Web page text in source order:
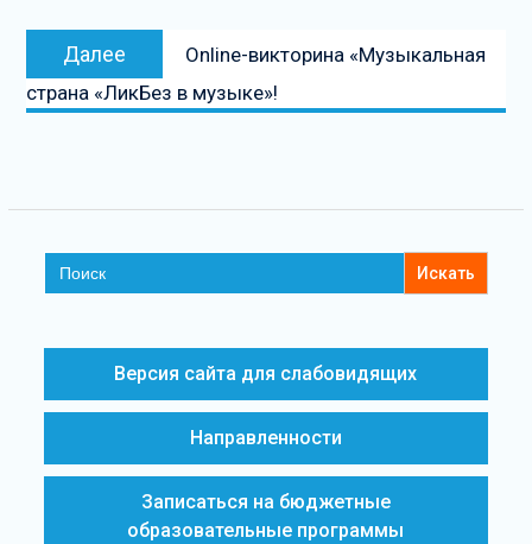
Далее
запись
Оnline-викторина «Музыкальная
страна «ЛикБез в музыке»!
Search
for:
Версия сайта для слабовидящих
Направленности
Записаться на бюджетные
образовательные программы